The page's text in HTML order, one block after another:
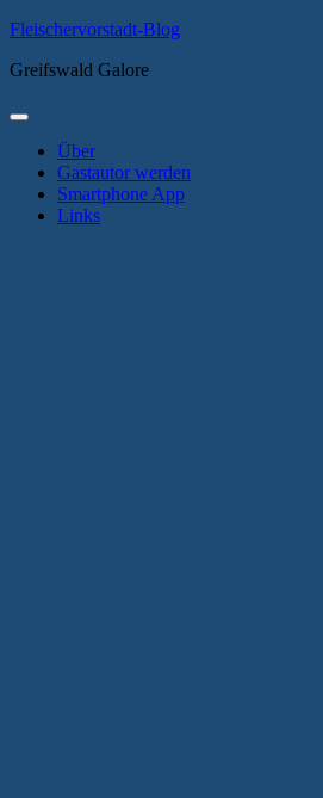
Zum
springen
Fleischervorstadt-Blog
Greifswald Galore
Primäres
Über
Gastautor werden
Smartphone App
Links